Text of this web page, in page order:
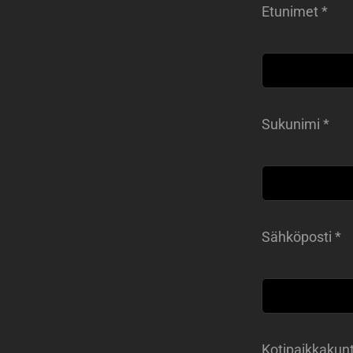
Etunimet *
Sukunimi *
Sähköposti *